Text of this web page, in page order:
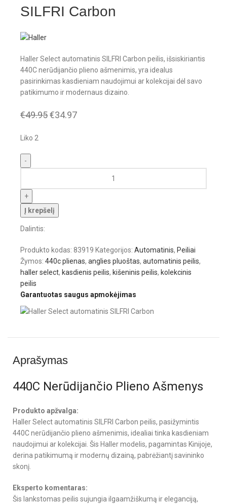
SILFRI Carbon
Haller Select automatinis SILFRI Carbon peilis, išsiskiriantis
440C nerūdijančio plieno ašmenimis, yra idealus
pasirinkimas kasdieniam naudojimui ar kolekcijai dėl savo
patikimumo ir modernaus dizaino.
€49.95€34.97
Liko 2
Į krepšelį
Dalintis:
Produkto kodas: 83919 Kategorijos: Automatinis, Peiliai
Žymos: 440c plienas, anglies pluoštas, automatinis peilis,
haller select, kasdienis peilis, kišeninis peilis, kolekcinis
peilis
Garantuotas saugus apmokėjimas
Aprašymas
440C Nerūdijančio Plieno Ašmenys
Produkto apžvalga:
Haller Select automatinis SILFRI Carbon peilis, pasižymintis
440C nerūdijančio plieno ašmenimis, idealiai tinka kasdieniam
naudojimui ar kolekcijai. Šis Haller modelis, pagamintas Kinijoje,
derina patikimumą ir modernų dizainą, pabrėžiantį savininko
skonį.
Eksperto komentaras:
Šis lankstomas peilis sujungia ilgaamžiškumą ir eleganciją,